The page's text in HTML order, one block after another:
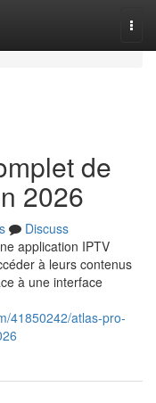
de
2026
Discuss
application IPTV
à leurs contenus
à une interface
41850242/atlas-pro-